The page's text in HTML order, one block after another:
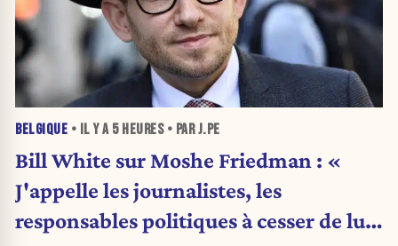
BELGIQUE • IL Y A 5 HEURES• PAR J.PE
Bill White sur Moshe Friedman : «
J'appelle les journalistes, les
responsables politiques à cesser de lui